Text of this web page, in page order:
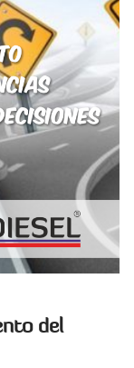
del